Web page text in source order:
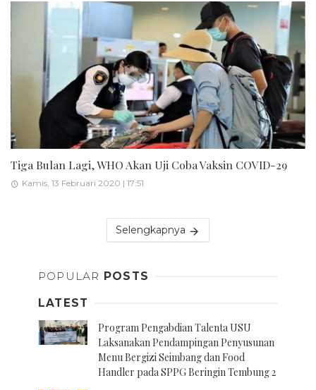
Tiga Bulan Lagi, WHO Akan Uji Coba Vaksin COVID-29
Kamis, 13 Februari 2020 | 17:51
Selengkapnya
POPULAR POSTS
LATEST
Program Pengabdian Talenta USU
Laksanakan Pendampingan Penyusunan
Menu Bergizi Seimbang dan Food
Handler pada SPPG Beringin Tembung 2